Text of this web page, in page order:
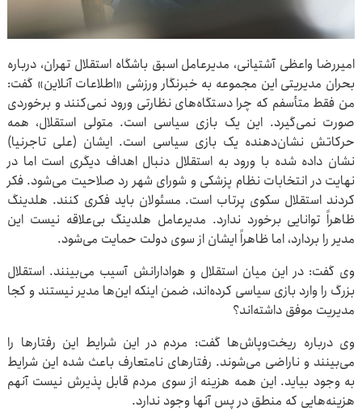
امیررضا واعظی آشتیانی، مدیرعامل اسبق باشگاه استقلال تهران، درباره
بحران مدیریتی این مجموعه به خبرنگار ورزشی «اطلاعات آنلاین» گفت:
من فقط متأسفم که چرا دستگاه‌های نظارتی ورود نمی‌کنند و برخوردی
صورت نمی‌گیرد. این یک بازی سیاسی است. متولی استقلال، همه
حرکاتش نشان‌دهنده یک بازی سیاسی است. ایشان (علی تاجرنیا)
نشان داده شده با ورود به استقلال دنبال اهداف دیگری است اما در
نهایت در انتخابات نظام پزشکی و شورای شهر رد صلاحیت می‌شود. فکر
کردند استقلال سکوی پرتاب است. مسئولان باید فکری کنند. هلدینگ
ظاهراً توانایی برخورد ندارد. مدیرعامل هلدینگ بی‌علاقه نیست این
مدیر را بردارد، اما ظاهراً ایشان از سوی دولت حمایت می‌شود.
وی گفت: در این میان استقلال و هوادارانش آسیب می‌بینند. استقلال
بزرگ را وارد بازی سیاسی کرده‌اند، ضمن اینکه این‌ها مدیر نیستند و کجا
مدیریت موفق داشته‌اند؟
وی درباره ریخت‌وپاش‌ها گفت: مردم در این شرایط این رفتارها را
می‌بینند و ناراضی می‌شوند. رفتارهای نامتعارف باعث شده این شرایط
به وجود بیاید. این همه هزینه از سوی مردم قابل پذیرش نیست آنهم
هزینه‌هایی که منطق در پس آنها وجود ندارد.